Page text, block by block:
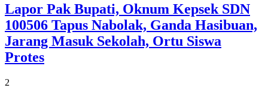
Lapor Pak Bupati, Oknum Kepsek SDN
100506 Tapus Nabolak, Ganda Hasibuan,
Jarang Masuk Sekolah, Ortu Siswa
Protes
2